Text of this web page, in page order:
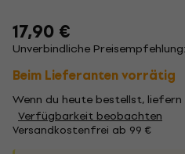
17,90 €
Unverbindliche
Beim Lieferanten vorrätig
Wenn du heute bestellst,
Verfügbarkeit beobachten
Versandkostenfrei ab 99 €